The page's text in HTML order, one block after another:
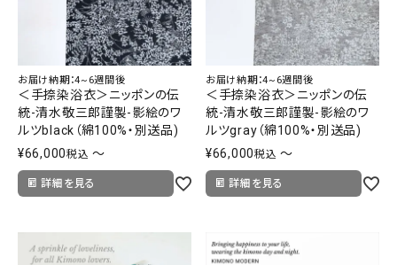
お届け納期：4~6週間後
＜手捺染浴衣＞ニッポンの伝
統-清水敬三郎謹製-影絵のワ
ルツblack（綿100%・別送品)
¥66,000税込 〜
詳細を見る
お届け納期：4~6週間後
＜手捺染浴衣＞ニッポンの伝
統-清水敬三郎謹製-影絵のワ
ルツgray（綿100%・別送品)
¥66,000税込 〜
詳細を見る